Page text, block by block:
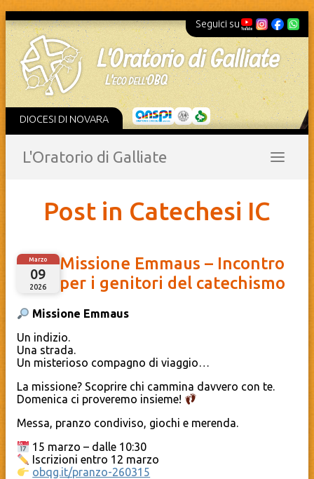
Seguici su
DIOCESI DI NOVARA
L'Oratorio di Galliate
Post in Catechesi IC
Marzo
09
2026
Missione Emmaus – Incontro
per i genitori del catechismo
Missione Emmaus
Un indizio.
Una strada.
Un misterioso compagno di viaggio…
La missione? Scoprire chi cammina davvero con te.
Domenica ci proveremo insieme!
Messa, pranzo condiviso, giochi e merenda.
15 marzo – dalle 10:30
Iscrizioni entro 12 marzo
obqg.it/pranzo-260315